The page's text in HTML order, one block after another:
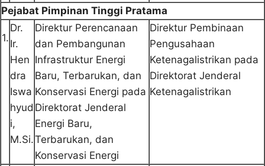
Pejabat Pimpinan Tinggi Pratama
1.
Dr.
Ir.
Hen
dra
Iswa
hyud
i,
M.Si.
Direktur Perencanaan
dan Pembangunan
Infrastruktur Energi
Baru, Terbarukan, dan
Konservasi Energi pada
Direktorat Jenderal
Energi Baru,
Terbarukan, dan
Konservasi Energi
Direktur Pembinaan
Pengusahaan
Ketenagalistrikan pada
Direktorat Jenderal
Ketenagalistrikan